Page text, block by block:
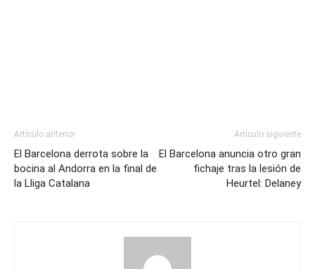
Artículo anterior
El Barcelona derrota sobre la
bocina al Andorra en la final de
la Lliga Catalana
Artículo siguiente
El Barcelona anuncia otro gran
fichaje tras la lesión de
Heurtel: Delaney